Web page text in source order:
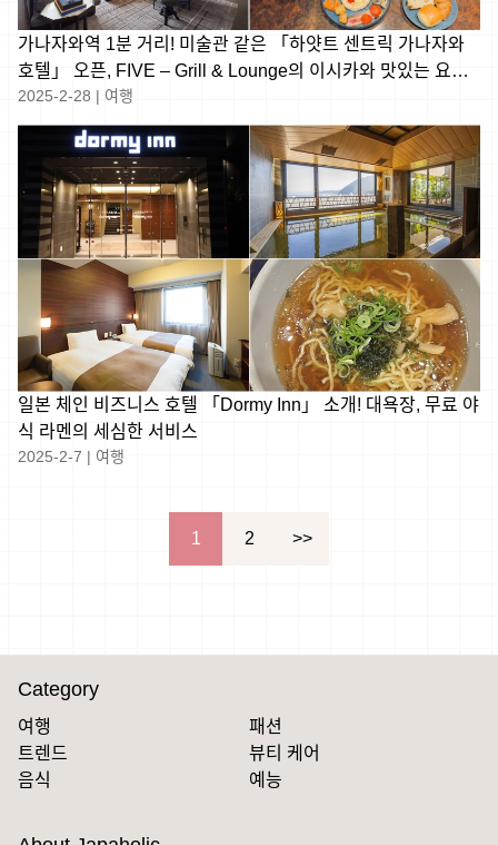
가나자와역 1분 거리! 미술관 같은 「하얏트 센트릭 가나자와
호텔」 오픈, FIVE – Grill & Lounge의 이시카와 맛있는 요리
즐기기
2025-2-28 | 여행
일본 체인 비즈니스 호텔 「Dormy Inn」 소개! 대욕장, 무료 야
식 라멘의 세심한 서비스
2025-2-7 | 여행
1 2 >>
Category
여행
패션
트렌드
뷰티 케어
음식
예능